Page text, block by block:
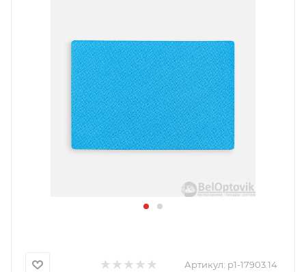
Артикул: p1-17903.14